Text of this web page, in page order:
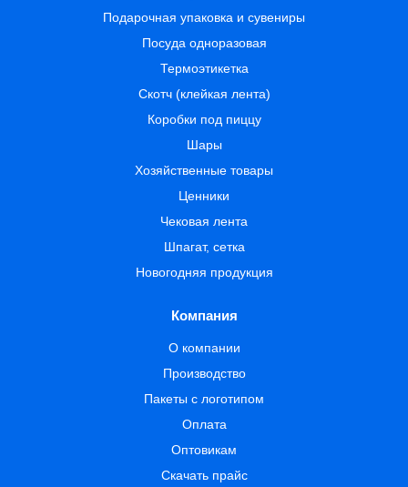
Подарочная упаковка и сувениры
Посуда одноразовая
Термоэтикетка
Скотч (клейкая лента)
Коробки под пиццу
Шары
Хозяйственные товары
Ценники
Чековая лента
Шпагат, сетка
Новогодняя продукция
Компания
О компании
Производство
Пакеты с логотипом
Оплата
Оптовикам
Скачать прайс